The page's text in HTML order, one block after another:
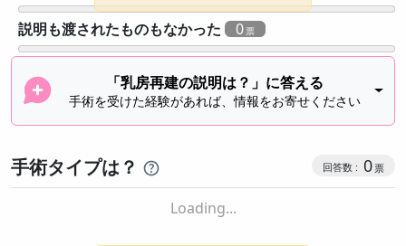
説明も渡されたものもなかった
0
「乳房再建の説明は？」に答える
手術を受けた経験があれば、情報をお寄せください
手術タイプは？ 0
Loading...